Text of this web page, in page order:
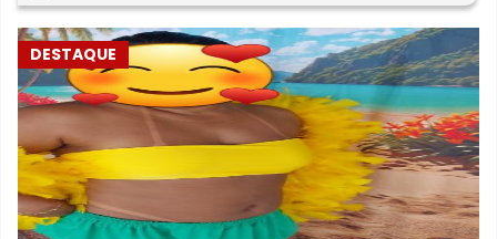
DESTAQUE